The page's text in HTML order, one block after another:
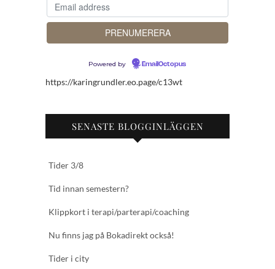
Powered by EmailOctopus
https://karingrundler.eo.page/c13wt
SENASTE BLOGGINLÄGGEN
Tider 3/8
Tid innan semestern?
Klippkort i terapi/parterapi/coaching
Nu finns jag på Bokadirekt också!
Tider i city